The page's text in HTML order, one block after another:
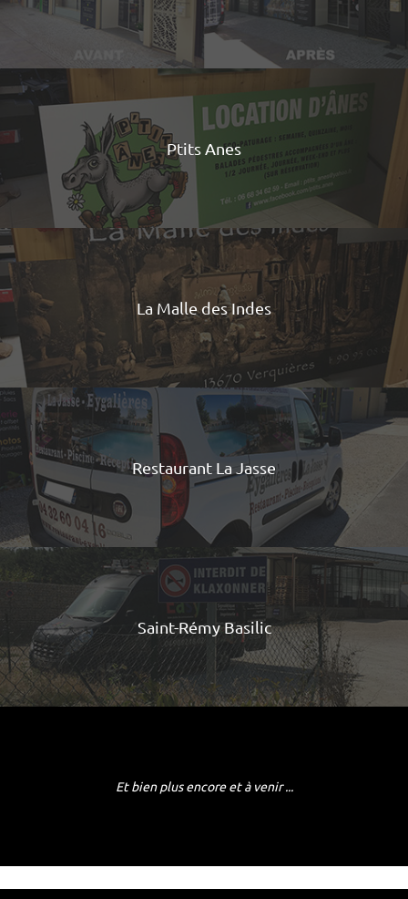
Ptits Anes
La Malle des Indes
Restaurant La Jasse
Saint-Rémy Basilic
Et bien plus encore et à venir ...